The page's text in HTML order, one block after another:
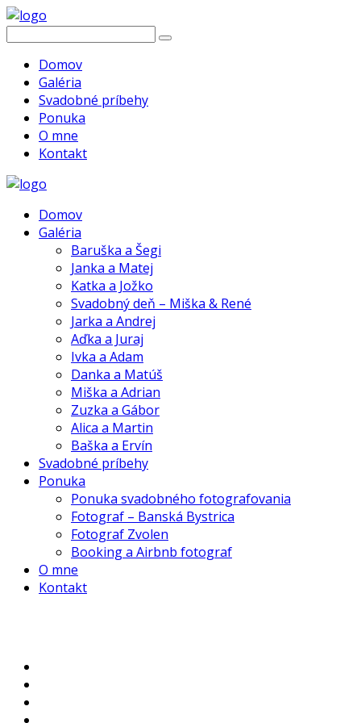
Domov
Galéria
Svadobné príbehy
Ponuka
O mne
Kontakt
Domov
Galéria
Baruška a Šegi
Janka a Matej
Katka a Jožko
Svadobný deň – Miška & René
Jarka a Andrej
Aďka a Juraj
Ivka a Adam
Danka a Matúš
Miška a Adrian
Zuzka a Gábor
Alica a Martin
Baška a Ervín
Svadobné príbehy
Ponuka
Ponuka svadobného fotografovania
Fotograf – Banská Bystrica
Fotograf Zvolen
Booking a Airbnb fotograf
O mne
Kontakt